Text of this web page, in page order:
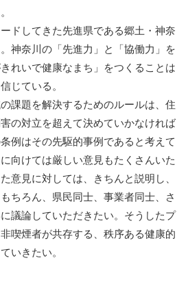
ドしてきた先進県である郷土・神奈
神奈川の「先進力」と「協働力」を
れいで健康なまち」をつくることは
じている。
課題を解決するためのルールは、住
の対立を超えて決めていかなければ
例はその先駆的事例であると考えて
向けては厳しい意見もたくさんいた
意見に対しては、きちんと説明し、
ちろん、県民同士、事業者同士、さ
議論していただきたい。そうしたプ
喫煙者が共存する、秩序ある健康的
いきたい。